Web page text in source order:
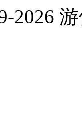
2026